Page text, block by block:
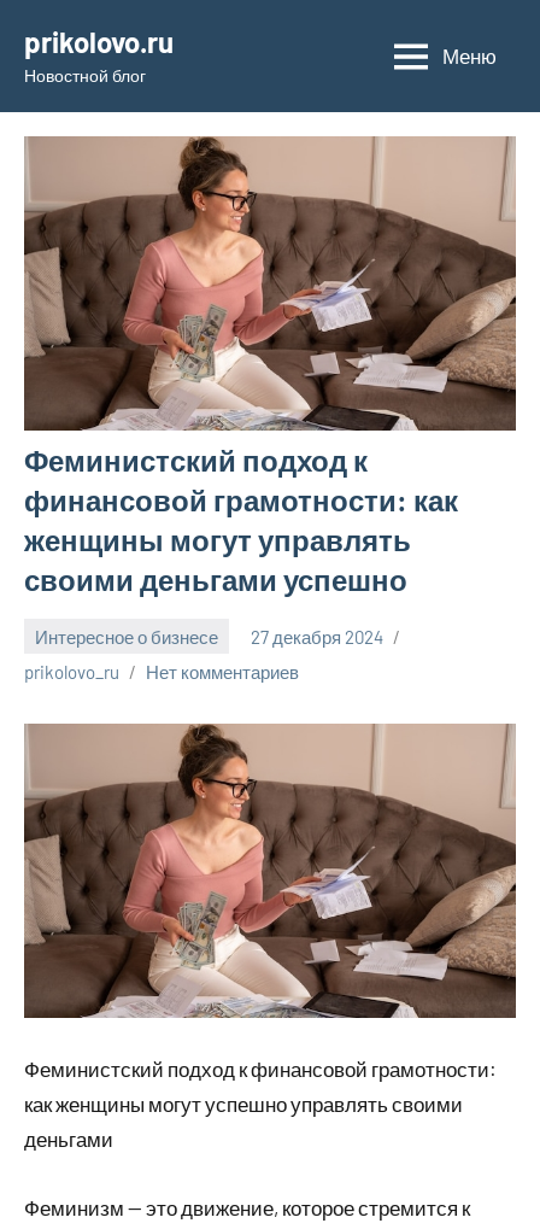
содержимому
prikolovo.ru
Новостной блог
Меню
Феминистский подход к
финансовой грамотности: как
женщины могут управлять
своими деньгами успешно
Интересное о бизнесе
27 декабря 2024
prikolovo_ru
Нет комментариев
Феминистский подход к финансовой грамотности:
как женщины могут успешно управлять своими
деньгами
Феминизм — это движение, которое стремится к